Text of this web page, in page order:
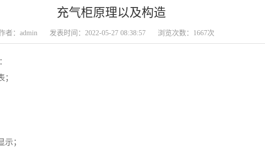
充气柜原理以及构造
者：admin 发表时间：2022-05-27 08:38:57 浏览次数：1667次
；